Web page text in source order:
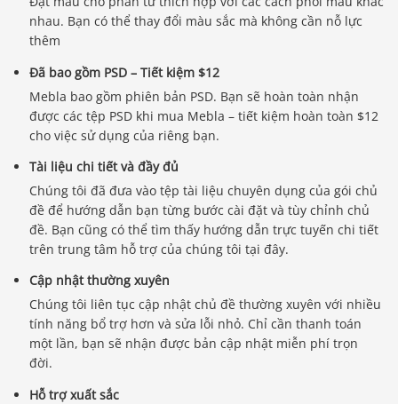
nhau. Bạn có thể thay đổi màu sắc mà không cần nỗ lực
thêm
Đã bao gồm PSD – Tiết kiệm $12
Mebla bao gồm phiên bản PSD. Bạn sẽ hoàn toàn nhận
được các tệp PSD khi mua Mebla – tiết kiệm hoàn toàn $12
cho việc sử dụng của riêng bạn.
Tài liệu chi tiết và đầy đủ
Chúng tôi đã đưa vào tệp tài liệu chuyên dụng của gói chủ
đề để hướng dẫn bạn từng bước cài đặt và tùy chỉnh chủ
đề. Bạn cũng có thể tìm thấy hướng dẫn trực tuyến chi tiết
trên trung tâm hỗ trợ của chúng tôi tại đây.
Cập nhật thường xuyên
Chúng tôi liên tục cập nhật chủ đề thường xuyên với nhiều
tính năng bổ trợ hơn và sửa lỗi nhỏ. Chỉ cần thanh toán
một lần, bạn sẽ nhận được bản cập nhật miễn phí trọn
đời.
Hỗ trợ xuất sắc